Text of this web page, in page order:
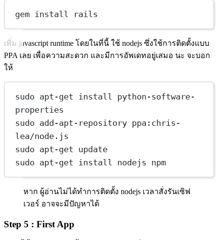
gem install rails
เพิ่ม javascript runtime โดยในที่นี้ ใช้ nodejs ซึ่งใช้การติดตั้งแบบ
PPA เลย เพื่อความสะดวก และมีการอัพเดทอยู่เสมอ นะ จะบอก
ให้
sudo apt-get install python-software-
properties
sudo add-apt-repository ppa:chris-
lea/node.js
sudo apt-get update
sudo apt-get install nodejs npm
หาก ผู้อ่านไม่ได้ทำการติดตั้ง nodejs เวลาสั่งรันเซิฟ
เวอร์ อาจจะมีปัญหาได้
Step 5 : First App